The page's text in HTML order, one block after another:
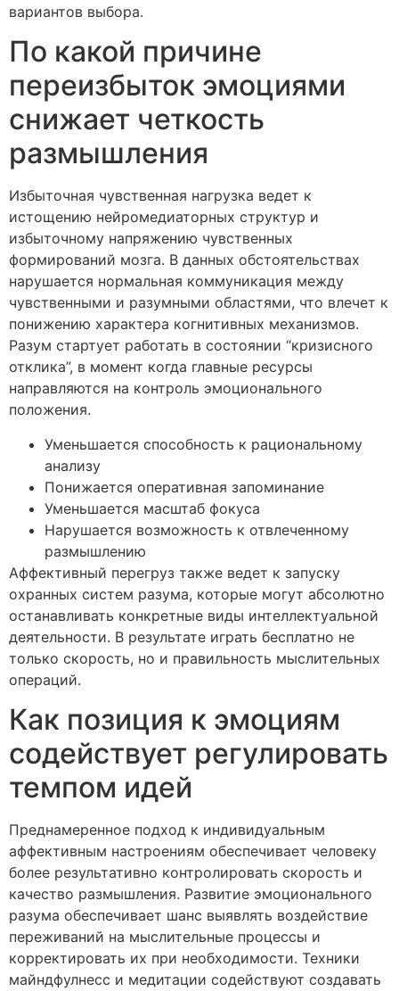
вариантов выбора.
По какой причине
переизбыток эмоциями
снижает четкость
размышления
Избыточная чувственная нагрузка ведет к
истощению нейромедиаторных структур и
избыточному напряжению чувственных
формирований мозга. В данных обстоятельствах
нарушается нормальная коммуникация между
чувственными и разумными областями, что влечет к
понижению характера когнитивных механизмов.
Разум стартует работать в состоянии “кризисного
отклика”, в момент когда главные ресурсы
направляются на контроль эмоционального
положения.
Уменьшается способность к рациональному
анализу
Понижается оперативная запоминание
Уменьшается масштаб фокуса
Нарушается возможность к отвлеченному
размышлению
Аффективный перегруз также ведет к запуску
охранных систем разума, которые могут абсолютно
останавливать конкретные виды интеллектуальной
деятельности. В результате играть бесплатно не
только скорость, но и правильность мыслительных
операций.
Как позиция к эмоциям
содействует регулировать
темпом идей
Преднамеренное подход к индивидуальным
аффективным настроениям обеспечивает человеку
более результативно контролировать скорость и
качество размышления. Развитие эмоционального
разума обеспечивает шанс выявлять воздействие
переживаний на мыслительные процессы и
корректировать их при необходимости. Техники
майндфулнесс и медитации содействуют создавать